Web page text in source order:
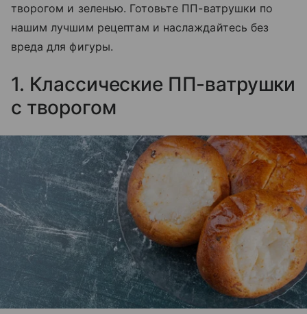
творогом и зеленью. Готовьте ПП-ватрушки по
нашим лучшим рецептам и наслаждайтесь без
вреда для фигуры.
1. Классические ПП-ватрушки
с творогом